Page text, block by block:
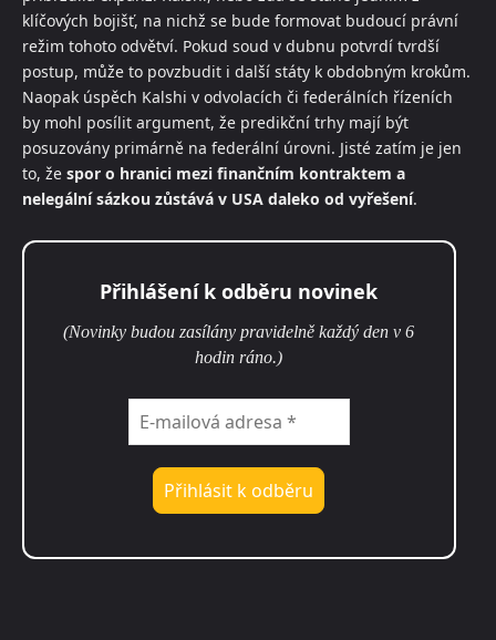
klíčových bojišť, na nichž se bude formovat budoucí právní
režim tohoto odvětví. Pokud soud v dubnu potvrdí tvrdší
postup, může to povzbudit i další státy k obdobným krokům.
Naopak úspěch Kalshi v odvolacích či federálních řízeních
by mohl posílit argument, že predikční trhy mají být
posuzovány primárně na federální úrovni. Jisté zatím je jen
to, že spor o hranici mezi finančním kontraktem a
nelegální sázkou zůstává v USA daleko od vyřešení.
Přihlášení k odběru novinek
(Novinky budou zasílány pravidelně každý den v 6
hodin ráno.)